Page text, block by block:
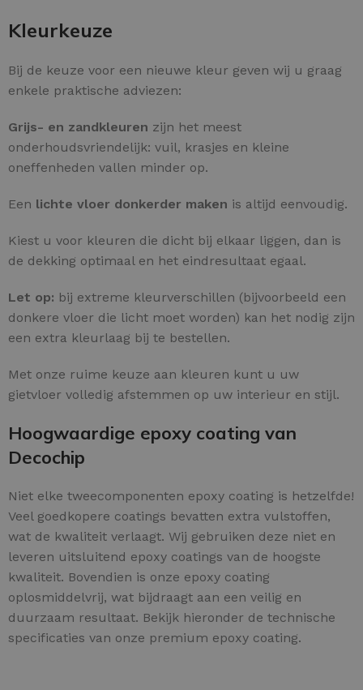
Kleurkeuze
Bij de keuze voor een nieuwe kleur geven wij u graag
enkele praktische adviezen:
Grijs- en zandkleuren zijn het meest
onderhoudsvriendelijk: vuil, krasjes en kleine
oneffenheden vallen minder op.
Een lichte vloer donkerder maken is altijd eenvoudig.
Kiest u voor kleuren die dicht bij elkaar liggen, dan is
de dekking optimaal en het eindresultaat egaal.
Let op: bij extreme kleurverschillen (bijvoorbeeld een
donkere vloer die licht moet worden) kan het nodig zijn
een extra kleurlaag bij te bestellen.
Met onze ruime keuze aan kleuren kunt u uw
gietvloer volledig afstemmen op uw interieur en stijl.
Hoogwaardige epoxy coating van
Decochip
Niet elke tweecomponenten epoxy coating is hetzelfde!
Veel goedkopere coatings bevatten extra vulstoffen,
wat de kwaliteit verlaagt. Wij gebruiken deze niet en
leveren uitsluitend epoxy coatings van de hoogste
kwaliteit. Bovendien is onze epoxy coating
oplosmiddelvrij, wat bijdraagt aan een veilig en
duurzaam resultaat. Bekijk hieronder de technische
specificaties van onze premium epoxy coating.